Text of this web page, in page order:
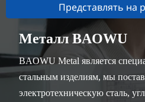
Представлять на
Металл BAOWU
BAOWU Metal является
стальным изделиям, мы
электротехническую сталь,